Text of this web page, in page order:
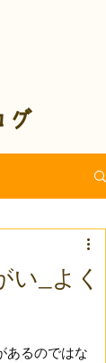
グ
い_よく
ています。
あるのではな